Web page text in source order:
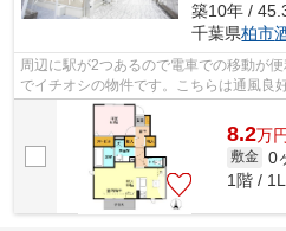
築10年 /
千葉県柏市
周辺に駅が2つあるので電車での移動が
でイチオシの物件です。こちらは通風良
場も設置されています。明るいスタッフ...
8.2万円
敷金 0
1階 /